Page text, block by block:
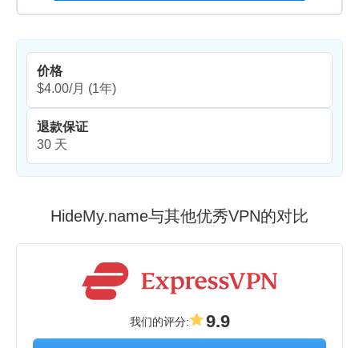
价格
$4.00/月 (1年)
退款保证
30 天
HideMy.name与其他优秀VPN的对比
我们的评分: 9.9